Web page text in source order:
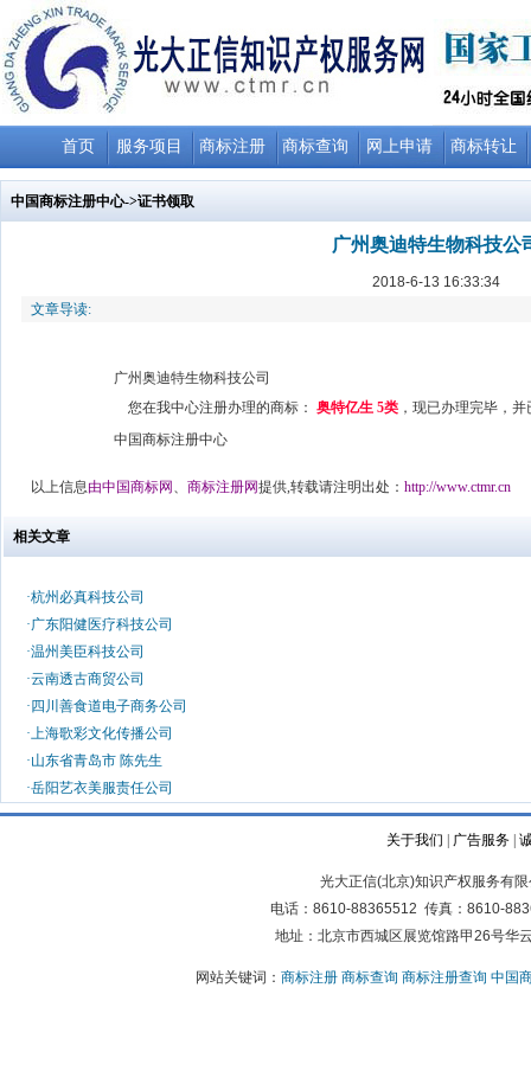
首页 服务项目 商标注册 商标查询 网上申请 商标转让
中国商标注册中心->证书领取
广州奥迪特生物科技公
2018-6-13 16:33:34
文章导读:
广州奥迪特生物科技公司
您在我中心注册办理的商标： 奥特亿生 5类，现已办理完毕，并
中国商标注册中心
以上信息由中国商标网 、 商标注册网提供,转载请注明出处： http://www.ctmr.cn
相关文章
·杭州必真科技公司
·广东阳健医疗科技公司
·温州美臣科技公司
·云南透古商贸公司
· 四川善食道电子商务公司
·上海歌彩文化传播公司
·山东省青岛市 陈先生
·岳阳艺衣美服责任公司
关于我们 广告服务
光大正信(北京)知识产权服务有
电话：8610-88365512 传真：8610-
地址：北京市西城区展览馆路甲26号
网站关键词： 商标注册 商标查询 商标注册查询 中国